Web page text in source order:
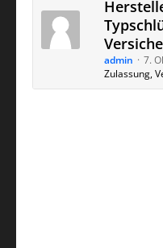
admin
7.
Zulassung,